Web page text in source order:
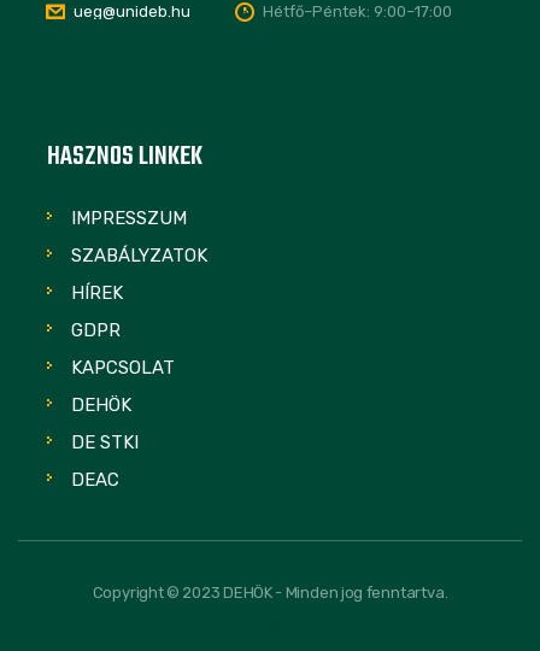
ueg@unideb.hu Hétfő–Péntek: 9:00–17:00
HASZNOS LINKEK
IMPRESSZUM
SZABÁLYZATOK
HÍREK
GDPR
KAPCSOLAT
DEHÖK
DE STKI
DEAC
Copyright © 2023 DEHÖK - Minden jog fenntartva.